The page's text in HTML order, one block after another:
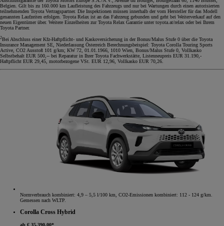
Belgien. Gilt bis zu 160.000 km Laufleistung des Fahrzeugs und nur bei Wartungen durch einen autorisierten
teilnehmenden Toyota Vertragspartner. Die Inspektionen müssen innerhalb der vom Hersteller für das Modell
genannten Laufzeiten erfolgen. Toyota Relax ist an das Fahrzeug gebunden und geht bei Weiterverkauf auf den
neuen Eigentümer über. Weitere Einzelheiten zur Toyota Relax Garantie unter toyota.at/relax oder bei Ihrem
Toyota Partner.
2Bei Abschluss einer Kfz-Haftpflicht- und Kaskoversicherung in der Bonus/Malus Stufe 0 über die Toyota
Insurance Management SE, Niederlassung Österreich Berechnungsbeispiel: Toyota Corolla Touring Sports
Active, CO2 Ausstoß 101 g/km; KW 72, 01.01.1966, 1010 Wien, Bonus/Malus Stufe 0, Vollkasko
Selbstbehalt EUR 500,-- bei Reparatur in Ihrer Toyota Fachwerkstätte, Listenneupreis EUR 31.190,-
Haftpflicht EUR 29,45, motorbezogene VSt. EUR 12,96, Vollkasko EUR 70,26.
Normverbrauch kombiniert: 4,9 – 5,5 l/100 km, CO2-Emissionen kombiniert: 112 - 124 g/km.
Gemessen nach WLTP.
Corolla Cross Hybrid
ab € 35.390,00*